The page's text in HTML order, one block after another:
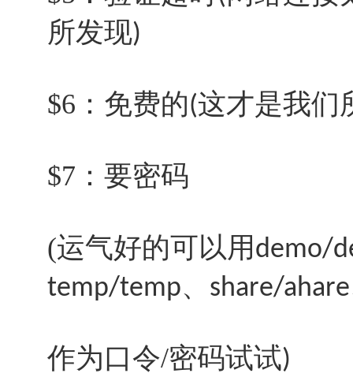
所发现)
$6：免费的(这才是我们
$7：要密码
(运气好的可以用demo/
temp/temp、 share/ahare
作为口令/密码试试)